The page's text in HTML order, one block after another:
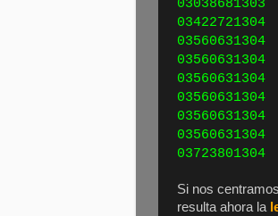
Si nos
resulta ahora la